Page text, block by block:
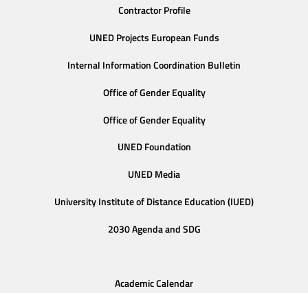
Contractor Profile
UNED Projects European Funds
Internal Information Coordination Bulletin
Office of Gender Equality
Office of Gender Equality
UNED Foundation
UNED Media
University Institute of Distance Education (IUED)
2030 Agenda and SDG
Academic Calendar